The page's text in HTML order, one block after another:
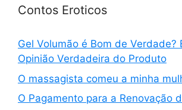
Contos Eroticos
Gel Volumão é Bom de Verdade?
Opinião Verdadeira do Produto
O massagista comeu a minha
O Pagamento para a Renovação